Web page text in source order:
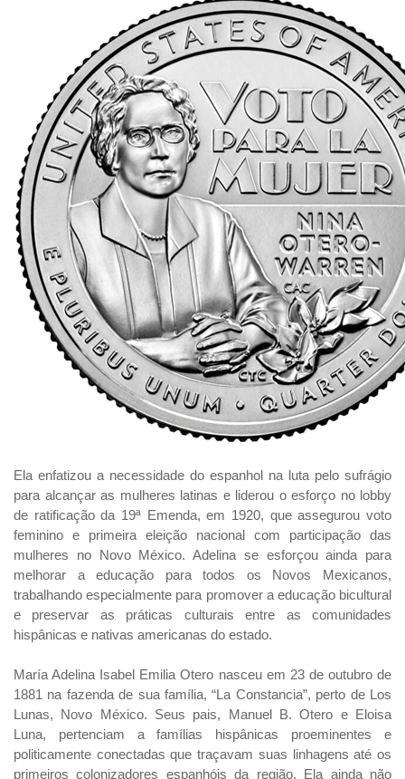
Ela enfatizou a necessidade do espanhol na luta pelo sufrágio
para alcançar as mulheres latinas e liderou o esforço no lobby
de ratificação da 19ª Emenda, em 1920, que assegurou voto
feminino e primeira eleição nacional com participação das
mulheres no Novo México. Adelina se esforçou ainda para
melhorar a educação para todos os Novos Mexicanos,
trabalhando especialmente para promover a educação bicultural
e preservar as práticas culturais entre as comunidades
hispânicas e nativas americanas do estado.
María Adelina Isabel Emilia Otero nasceu em 23 de outubro de
1881 na fazenda de sua família, “La Constancia”, perto de Los
Lunas, Novo México. Seus pais, Manuel B. Otero e Eloisa
Luna, pertenciam a famílias hispânicas proeminentes e
politicamente conectadas que traçavam suas linhagens até os
primeiros colonizadores espanhóis da região. Ela ainda não